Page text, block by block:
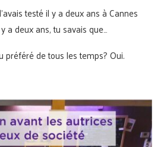
testé il y a deux ans à Cannes
y a deux ans, tu savais que…
préféré de tous les temps? Oui.